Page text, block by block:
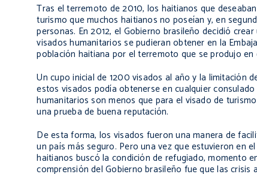
Tras el terremoto de 2010, los haitianos que
turismo que muchos haitianos no poseían y, en
personas. En 2012, el Gobierno brasileño decidió
visados humanitarios se pudieran obtener en la
población haitiana por el terremoto que se produjo en
Un cupo inicial de 1200 visados al año y la limitación
estos visados podía obtenerse en cualquier
humanitarios son menos que para el visado de
una prueba de buena reputación.
De esta forma, los visados fueron una manera de
un país más seguro. Pero una vez que estuvieron en
haitianos buscó la condición de refugiado, momento
comprensión del Gobierno brasileño fue que las